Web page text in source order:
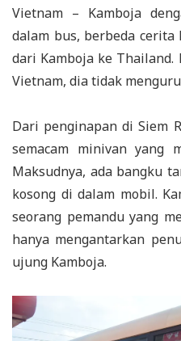
Vietnam – Kamboja
dalam bus, berbeda
dari Kamboja ke
Vietnam, dia tidak
Dari penginapan di Siem
semacam minivan yang
Maksudnya, ada bangku
kosong di dalam mobil.
seorang pemandu yang
hanya mengantarkan
ujung Kamboja.